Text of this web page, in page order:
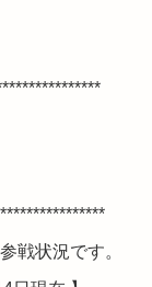
戦状況です。